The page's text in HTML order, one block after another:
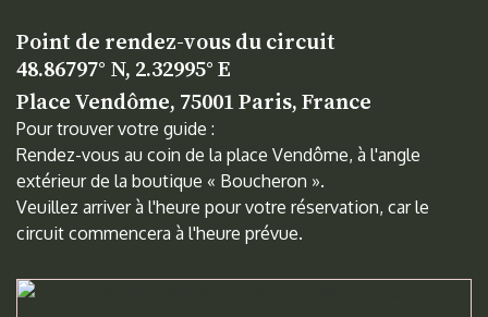
Point de rendez-vous du circuit
48.86797° N, 2.32995° E
Place Vendôme, 75001 Paris, France
Pour trouver votre guide :
Rendez-vous au coin de la place Vendôme, à l'angle
extérieur de la boutique « Boucheron ».
Veuillez arriver à l'heure pour votre réservation, car le
circuit commencera à l'heure prévue.